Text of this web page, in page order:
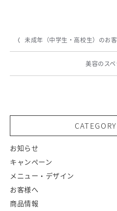
未成年（中学生・高校生）のお
美容のス
CATEGORY
お知らせ
キャンペーン
メニュー・デザイン
お客様へ
商品情報